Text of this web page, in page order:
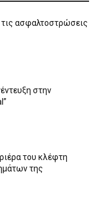
ασφαλτοστρώσεις
στην
του κλέφτη
της